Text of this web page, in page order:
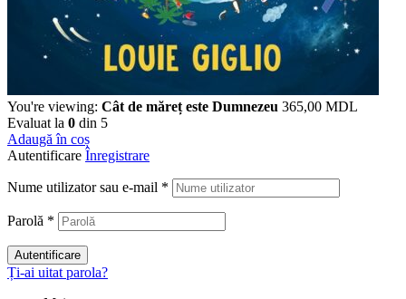
You're viewing: Cât de măreț este Dumnezeu 365,00 MDL
Evaluat la 0 din 5
Adaugă în coș
Autentificare Înregistrare
Nume utilizator sau e-mail *
Parolă *
Autentificare
Ți-ai uitat parola?